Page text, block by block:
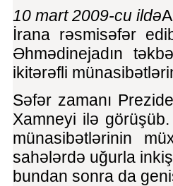
10 mart 2009-cu ildə
İrana rəsmisəfər
Əhmədinejadın
ikitərəfli
Səfər zamanı
Xamneyi ilə
münasibətlərinin
sahələrdə uğurla
bundan sonra da